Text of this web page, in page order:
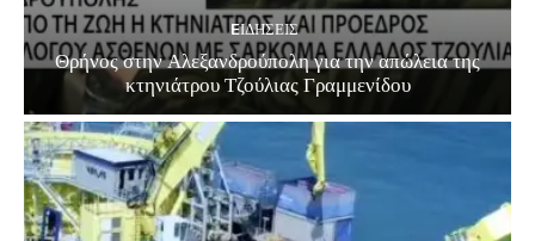
EΙΔΗΣΕΙΣ
Θρήνος στην Αλεξανδρούπολη για την απώλεια της
κτηνιάτρου Τζούλιας Γραμμενίδου